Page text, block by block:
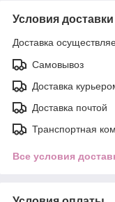
Условия доставки
Доставка
Самовывоз
Доставка
Доставка почтой
Транспортная
Все условия